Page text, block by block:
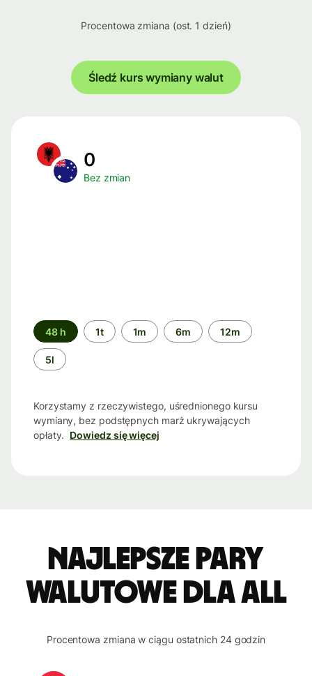
Procentowa zmiana (ost. 1 dzień)
Śledź kurs wymiany walut
0
Bez zmian
Przedział
czasu
48 h 1t 1m 6m 12m
5l
Korzystamy z rzeczywistego, uśrednionego kursu
wymiany, bez podstępnych marż ukrywających
opłaty. Dowiedz się więcej
Najlepsze pary
walutowe dla ALL
Procentowa zmiana w ciągu ostatnich 24 godzin